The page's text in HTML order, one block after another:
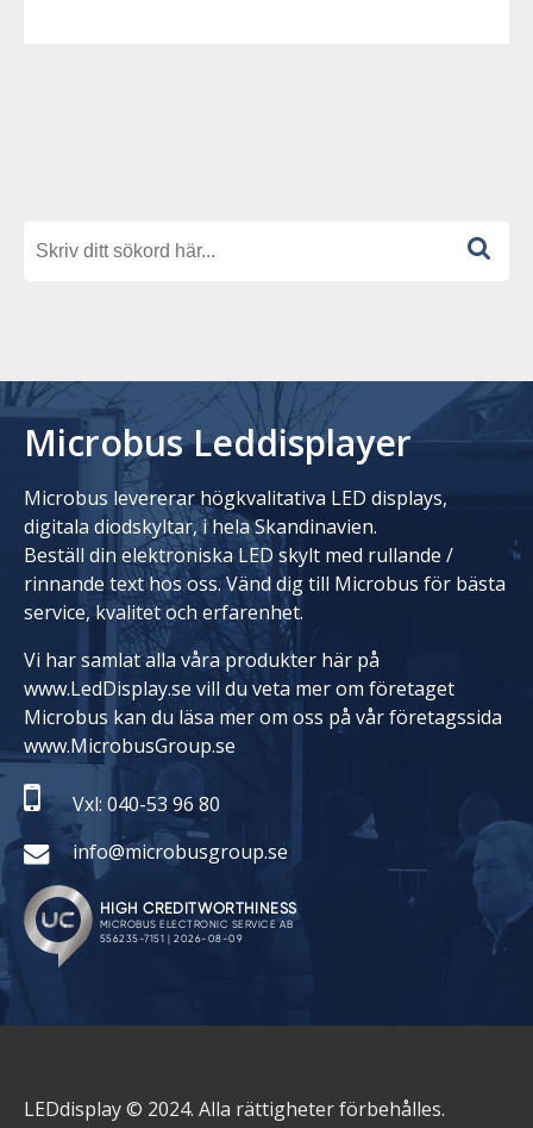
Microbus Leddisplayer
Microbus levererar högkvalitativa LED displays,
digitala diodskyltar, i hela Skandinavien.
Beställ din elektroniska LED skylt med rullande /
rinnande text hos oss. Vänd dig till Microbus för bästa
service, kvalitet och erfarenhet.
Vi har samlat alla våra produkter här på
www.LedDisplay.se vill du veta mer om företaget
Microbus kan du läsa mer om oss på vår företagssida
www.MicrobusGroup.se
Vxl: 040-53 96 80
info@microbusgroup.se
LEDdisplay © 2024. Alla rättigheter förbehålles.